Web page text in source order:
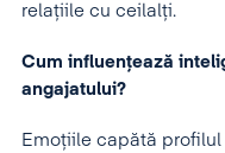
relaţiile cu ceilalţi.
Cum influențează
angajatului?
Emoţiile capătă